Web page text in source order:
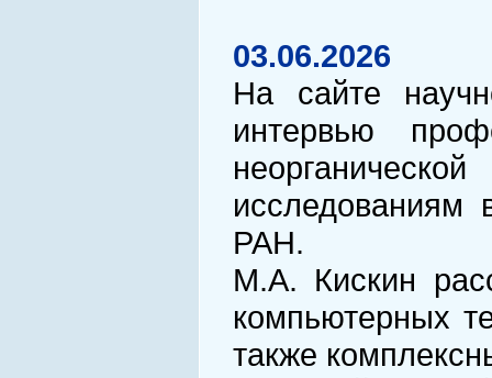
03.06.2026
На сайте
интервью
исследованиям
РАН.
М.А. Кискин
компьютерных
также